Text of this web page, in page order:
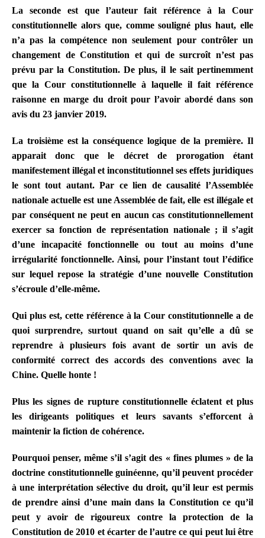
La seconde est que l’auteur fait référence à la Cour
constitutionnelle alors que, comme souligné plus haut, elle
n’a pas la compétence non seulement pour contrôler un
changement de Constitution et qui de surcroît n’est pas
prévu par la Constitution. De plus, il le sait pertinemment
que la Cour constitutionnelle à laquelle il fait référence
raisonne en marge du droit pour l’avoir abordé dans son
avis du 23 janvier 2019.
La troisième est la conséquence logique de la première. Il
apparait donc que le décret de prorogation étant
manifestement illégal et inconstitutionnel ses effets juridiques
le sont tout autant. Par ce lien de causalité l’Assemblée
nationale actuelle est une Assemblée de fait, elle est illégale et
par conséquent ne peut en aucun cas constitutionnellement
exercer sa fonction de représentation nationale ; il s’agit
d’une incapacité fonctionnelle ou tout au moins d’une
irrégularité fonctionnelle. Ainsi, pour l’instant tout l’édifice
sur lequel repose la stratégie d’une nouvelle Constitution
s’écroule d’elle-même.
Qui plus est, cette référence à la Cour constitutionnelle a de
quoi surprendre, surtout quand on sait qu’elle a dû se
reprendre à plusieurs fois avant de sortir un avis de
conformité correct des accords des conventions avec la
Chine. Quelle honte !
Plus les signes de rupture constitutionnelle éclatent et plus
les dirigeants politiques et leurs savants s’efforcent à
maintenir la fiction de cohérence.
Pourquoi penser, même s’il s’agit des « fines plumes » de la
doctrine constitutionnelle guinéenne, qu’il peuvent procéder
à une interprétation sélective du droit, qu’il leur est permis
de prendre ainsi d’une main dans la Constitution ce qu’il
peut y avoir de rigoureux contre la protection de la
Constitution de 2010 et écarter de l’autre ce qui peut lui être